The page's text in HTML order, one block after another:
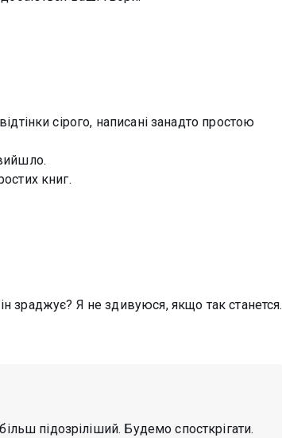
сірого, написані занадто простою
книг.
зраджує? Я не здивуюся, якщо так станется.
підозріліший. Будемо спосткрігати.